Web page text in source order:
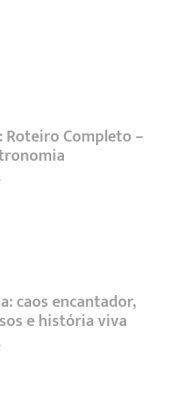
Roteiro Completo –
caos encantador,
e história viva